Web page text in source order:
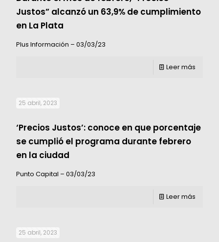
Justos” alcanzó un 63,9% de cumplimiento
en La Plata
Plus Información – 03/03/23
Leer más
25 abril, 2023
‘Precios Justos’: conoce en que porcentaje
se cumplió el programa durante febrero
en la ciudad
Punto Capital – 03/03/23
Leer más
25 abril, 2023